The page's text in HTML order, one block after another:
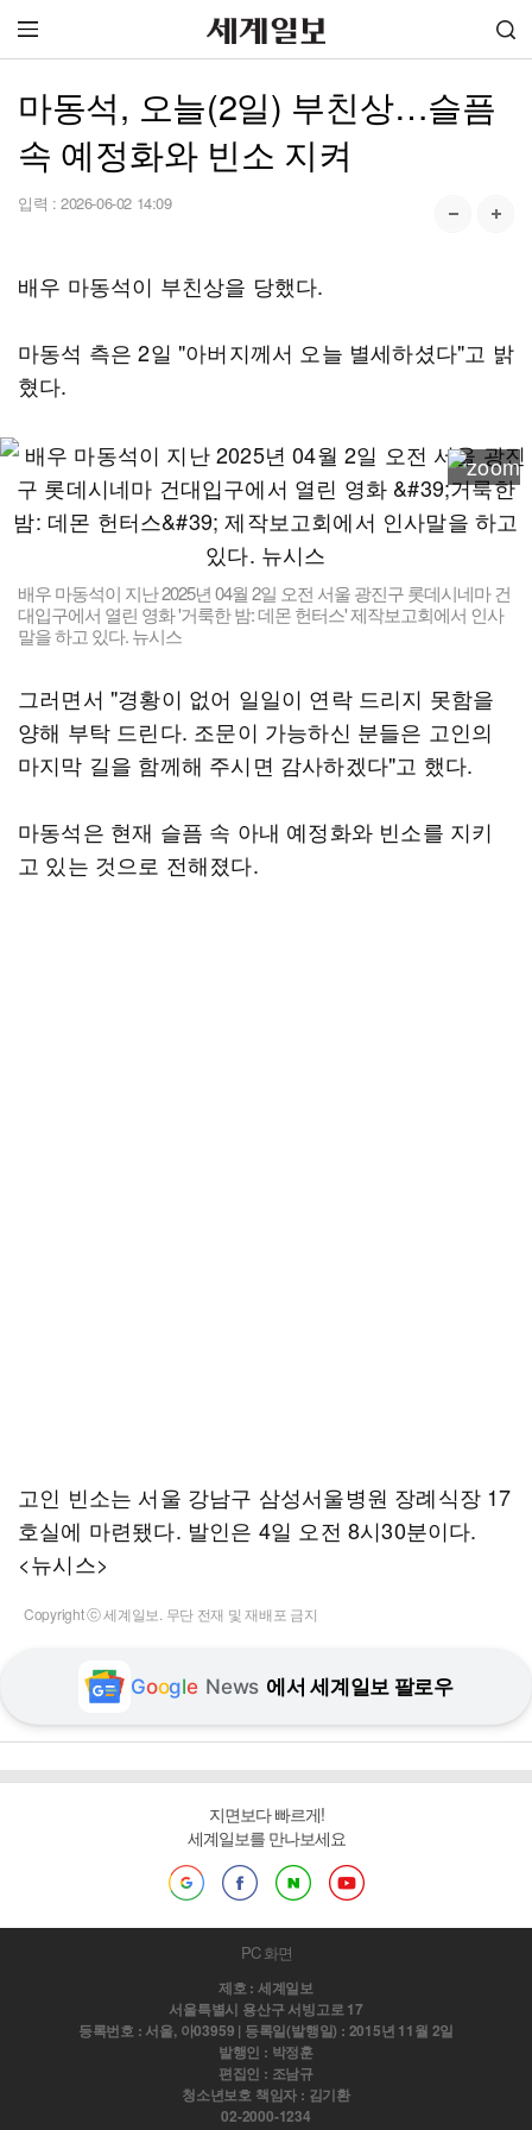
마동석, 오늘(2일) 부친상…슬픔
속 예정화와 빈소 지켜
입력 : 2026-06-02 14:09
배우 마동석이 부친상을 당했다.
마동석 측은 2일 "아버지께서 오늘 별세하셨다"고 밝
혔다.
배우 마동석이 지난 2025년 04월 2일 오전 서울 광진구 롯데시네마 건
대입구에서 열린 영화 '거룩한 밤: 데몬 헌터스' 제작보고회에서 인사
말을 하고 있다. 뉴시스
그러면서 "경황이 없어 일일이 연락 드리지 못함을
양해 부탁 드린다. 조문이 가능하신 분들은 고인의
마지막 길을 함께해 주시면 감사하겠다"고 했다.
마동석은 현재 슬픔 속 아내 예정화와 빈소를 지키
고 있는 것으로 전해졌다.
고인 빈소는 서울 강남구 삼성서울병원 장례식장 17
호실에 마련됐다. 발인은 4일 오전 8시30분이다.
<뉴시스>
Copyright ⓒ 세계일보. 무단 전재 및 재배포 금지
Google News 에서 세계일보 팔로우
지면보다 빠르게!
세계일보를 만나보세요
PC 화면
제호 : 세계일보
서울특별시 용산구 서빙고로 17
등록번호 : 서울, 아03959 | 등록일(발행일) : 2015년 11월 2일
발행인 : 박정훈
편집인 : 조남규
청소년보호 책임자 : 김기환
02-2000-1234